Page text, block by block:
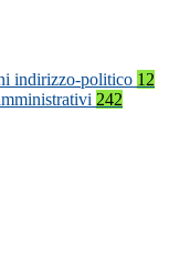
indirizzo-politico 12
242